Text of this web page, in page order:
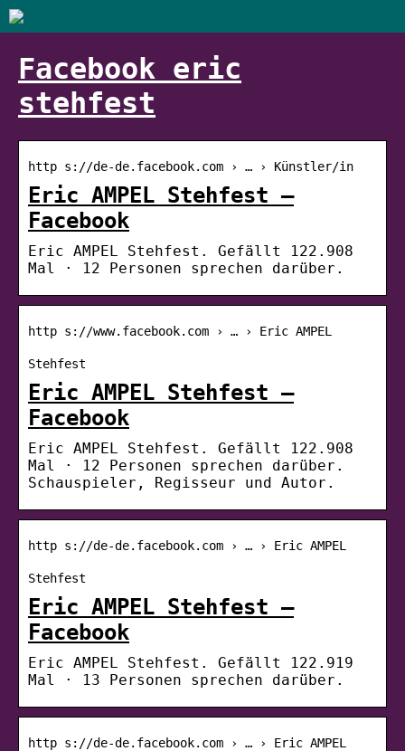
Facebook eric
stehfest
http s://de-de.facebook.com › … › Künstler/in
Eric AMPEL Stehfest –
Facebook
Eric AMPEL Stehfest. Gefällt 122.908
Mal · 12 Personen sprechen darüber.
http s://www.facebook.com › … › Eric AMPEL
Stehfest
Eric AMPEL Stehfest –
Facebook
Eric AMPEL Stehfest. Gefällt 122.908
Mal · 12 Personen sprechen darüber.
Schauspieler, Regisseur und Autor.
http s://de-de.facebook.com › … › Eric AMPEL
Stehfest
Eric AMPEL Stehfest –
Facebook
Eric AMPEL Stehfest. Gefällt 122.919
Mal · 13 Personen sprechen darüber.
http s://de-de.facebook.com › … › Eric AMPEL